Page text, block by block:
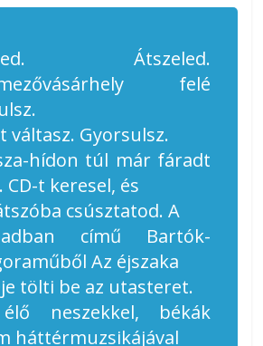
Átszeled.
felé
váltasz. Gyorsulsz.
hídon túl már fáradt
CD-t keresel, és
csúsztatod. A
című Bartók-
Az éjszaka
tölti be az utasteret.
neszekkel, békák
háttérmuzsikájával